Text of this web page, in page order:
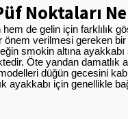
Noktaları
de gelin için farklılık
verilmesi gereken
smokin altına
Öte yandan damatlık
düğün gecesini
ayakkabı için genellikle